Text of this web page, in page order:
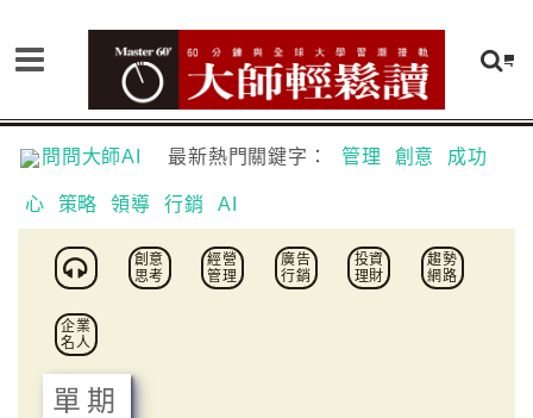
問問大師AI 最新熱門關鍵字： 管理 創意 成功
心 策略 領導 行銷 AI
創意
思考
經營
管理
廣告
行銷
投資
理財
趨勢
網路
企業
名人
單期